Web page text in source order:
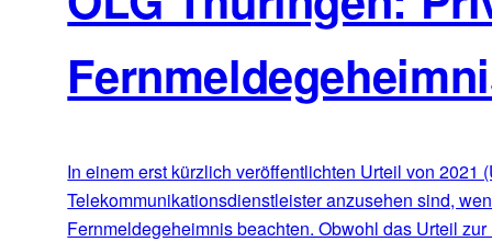
In einem erst kürzlich veröffentlichten Urteil von 2021
Telekommunikationsdienstleister anzusehen sind,
Fernmeldegeheimnis beachten. Obwohl das Urteil